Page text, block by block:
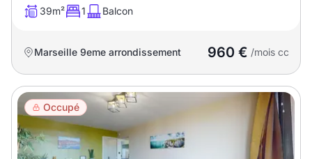
disponibles
chambres
disponibles
Espaces additionnels
39m² 1 Balcon
Marseille 9eme arrondissement 960 € /mois cc
Occupé